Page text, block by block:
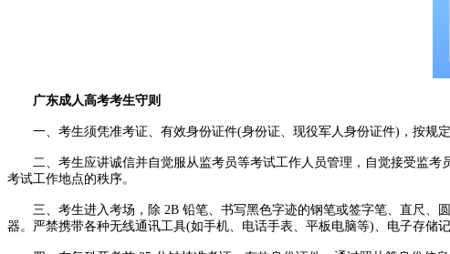
广东成人高考考生守则
一、考生须凭准考证、有效身份证件(身份证、现役军人身份证件)，按规定
二、考生应讲诚信并自觉服从监考员等考试工作人员管理，自觉接受监考
考试工作地点的秩序。
三、考生进入考场，除 2B 铅笔、书写黑色字迹的钢笔或签字笔、直尺、
器。严禁携带各种无线通讯工具(如手机、电话手表、平板电脑等)、电子存储